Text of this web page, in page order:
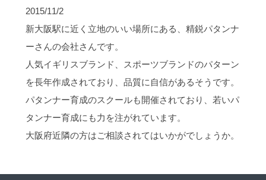
2015/11/2
新大阪駅に近く立地のいい場所にある、精鋭パタンナ
ーさんの会社さんです。
人気イギリスブランド、スポーツブランドのパターン
を長年作成されており、品質に自信があるそうです。
パタンナー育成のスクールも開催されており、若いパ
タンナー育成にも力を注がれています。
大阪府近隣の方はご相談されてはいかがでしょうか。